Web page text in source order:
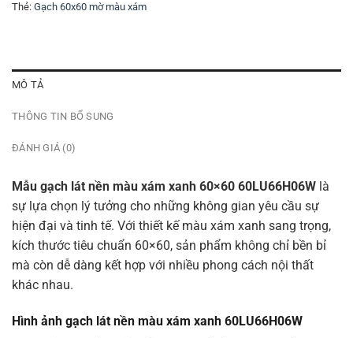
Thẻ: Gạch 60x60 mờ màu xám
MÔ TẢ
THÔNG TIN BỔ SUNG
ĐÁNH GIÁ (0)
Mẫu gạch lát nền màu xám xanh 60×60 60LU66H06W là
sự lựa chọn lý tưởng cho những không gian yêu cầu sự
hiện đại và tinh tế. Với thiết kế màu xám xanh sang trọng,
kích thước tiêu chuẩn 60×60, sản phẩm không chỉ bền bỉ
mà còn dễ dàng kết hợp với nhiều phong cách nội thất
khác nhau.
Hình ảnh gạch lát nền màu xám xanh 60LU66H06W